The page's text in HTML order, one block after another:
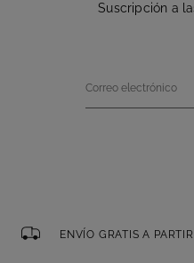
Suscripción a
Correo electrónico
ENVÍO GRATIS A